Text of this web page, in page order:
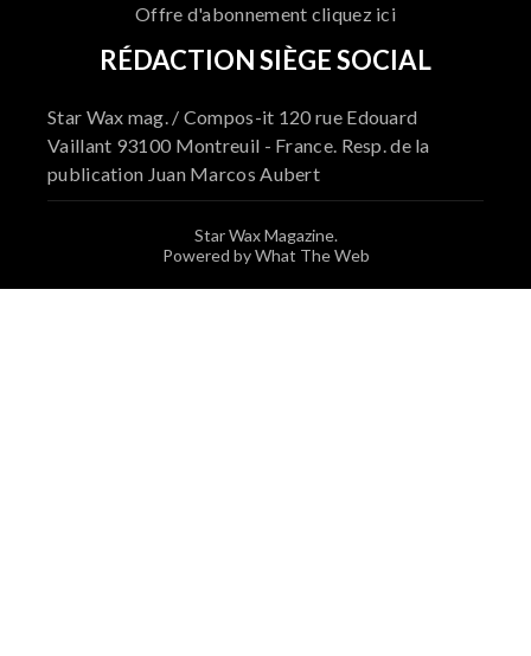
Offre d'abonnement cliquez ici
RÉDACTION SIÈGE SOCIAL
Star Wax mag. / Compos-it 120 rue Edouard
Vaillant 93100 Montreuil - France. Resp. de la
publication Juan Marcos Aubert
Star Wax Magazine.
Powered by What The Web